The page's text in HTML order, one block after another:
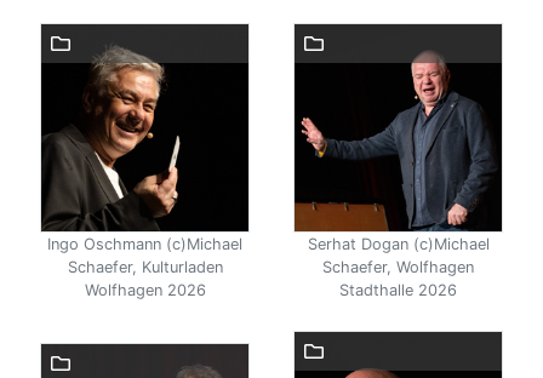
Ingo Oschmann (c)Michael
Schaefer, Kulturladen
Wolfhagen 2026
Serhat Dogan (c)Michael
Schaefer, Wolfhagen
Stadthalle 2026